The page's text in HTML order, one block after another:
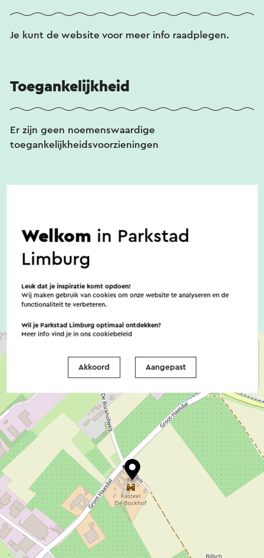
Je kunt de website voor meer info raadplegen.
Toegankelijkheid
Er zijn geen noemenswaardige
toegankelijkheidsvoorzieningen
In goed overleg zijn maximaal twee honden
welkom.
Welkom in Parkstad
Limburg
Leuk dat je inspiratie komt opdoen!
Wij maken gebruik van cookies om onze website te analyseren en de
functionaliteit te verbeteren.
Wil je Parkstad Limburg optimaal ontdekken?
Meer info vind je in onscookiebeleid
Akkoord Aangepast